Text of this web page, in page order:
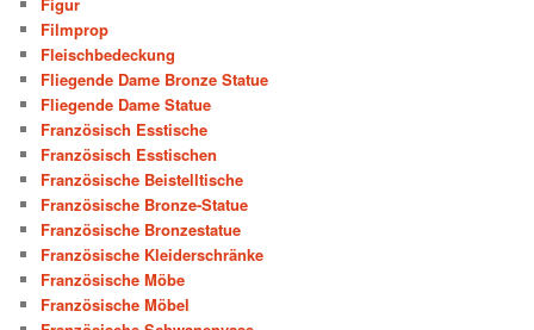
Filmprop
Fleischbedeckung
Fliegende Dame Bronze Statue
Fliegende Dame Statue
Französisch Esstische
Französisch Esstischen
Französische Beistelltische
Französische Bronze-Statue
Französische Bronzestatue
Französische Kleiderschränke
Französische Möbe
Französische Möbel